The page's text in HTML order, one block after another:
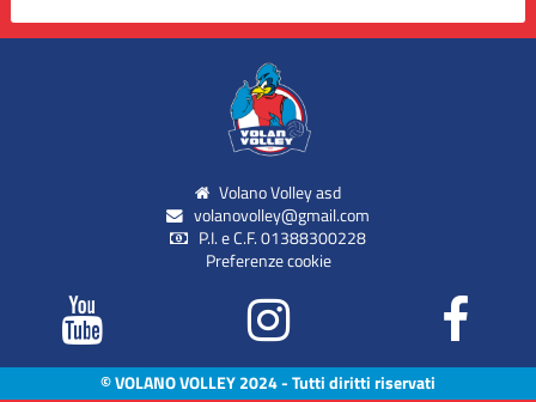
Volano Volley asd
volanovolley@gmail.com
P.I. e C.F. 01388300228
Preferenze cookie
© VOLANO VOLLEY 2024 - Tutti diritti riservati